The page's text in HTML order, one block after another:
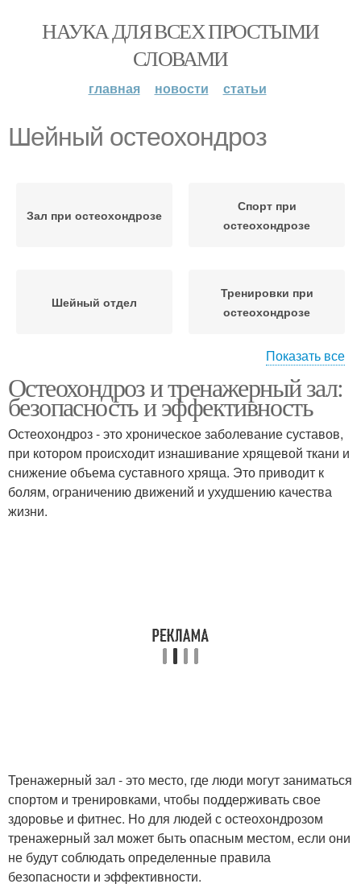
НАУКА ДЛЯ ВСЕХ ПРОСТЫМИ
СЛОВАМИ
главная новости статьи
Шейный остеохондроз
Зал при остеохондрозе
Спорт при
остеохондрозе
Шейный отдел
Тренировки при
остеохондрозе
шейном остеохондрозе
Физиотерапия при
грудном остеохондрозе
Отжимание при
остеохондрозе
Упражнения при шейном
остеохондрозе
Гимнастика при шейном
Укол от остеохондроза
Остеохондроз на
разных стадиях
Показать все
Остеохондроз и тренажерный зал:
безопасность и эффективность
Остеохондроз - это хроническое заболевание суставов,
при котором происходит изнашивание хрящевой ткани и
снижение объема суставного хряща. Это приводит к
болям, ограничению движений и ухудшению качества
жизни.
Тренажерный зал - это место, где люди могут заниматься
спортом и тренировками, чтобы поддерживать свое
здоровье и фитнес. Но для людей с остеохондрозом
тренажерный зал может быть опасным местом, если они
не будут соблюдать определенные правила
безопасности и эффективности.